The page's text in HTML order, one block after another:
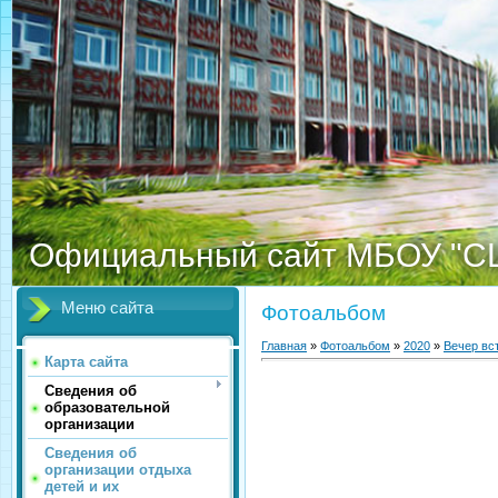
Официальный сайт МБОУ
Меню сайта
Карта сайта
Сведения об
образовательной
организации
Сведения об
организации отдыха
детей и их
Фотоальбом
Главная » Фотоальбом » 2020 » Вечер